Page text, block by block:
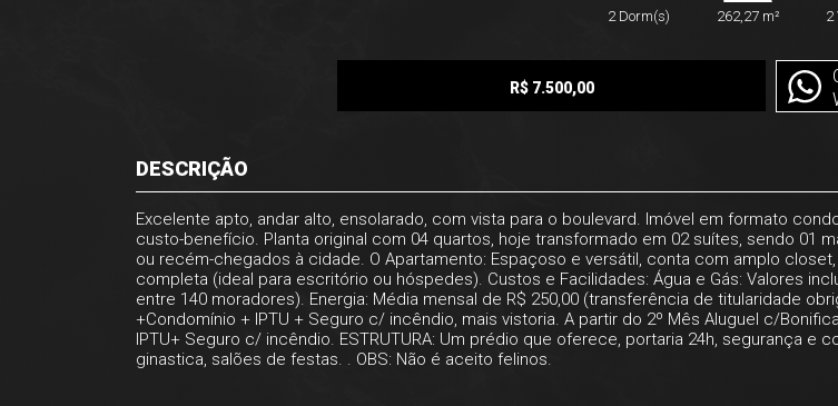
2 Dorm(s) 262,27 m² 2
R$ 7.500,00
DESCRIÇÃO
Excelente apto, andar alto, ensolarado, com vista para o boulevard. Imóvel em formato
custo-benefício. Planta original com 04 quartos, hoje transformado em 02 suítes, sendo 01
ou recém-chegados à cidade. O Apartamento: Espaçoso e versátil, conta com amplo
completa (ideal para escritório ou hóspedes). Custos e Facilidades: Água e Gás: Valores
entre 140 moradores). Energia: Média mensal de R$ 250,00 (transferência de titularidade
+Condomínio + IPTU + Seguro c/ incêndio, mais vistoria. A partir do 2º Mês Aluguel c/
IPTU+ Seguro c/ incêndio. ESTRUTURA: Um prédio que oferece, portaria 24h, segurança e
ginastica, salões de festas. . OBS: Não é aceito felinos.